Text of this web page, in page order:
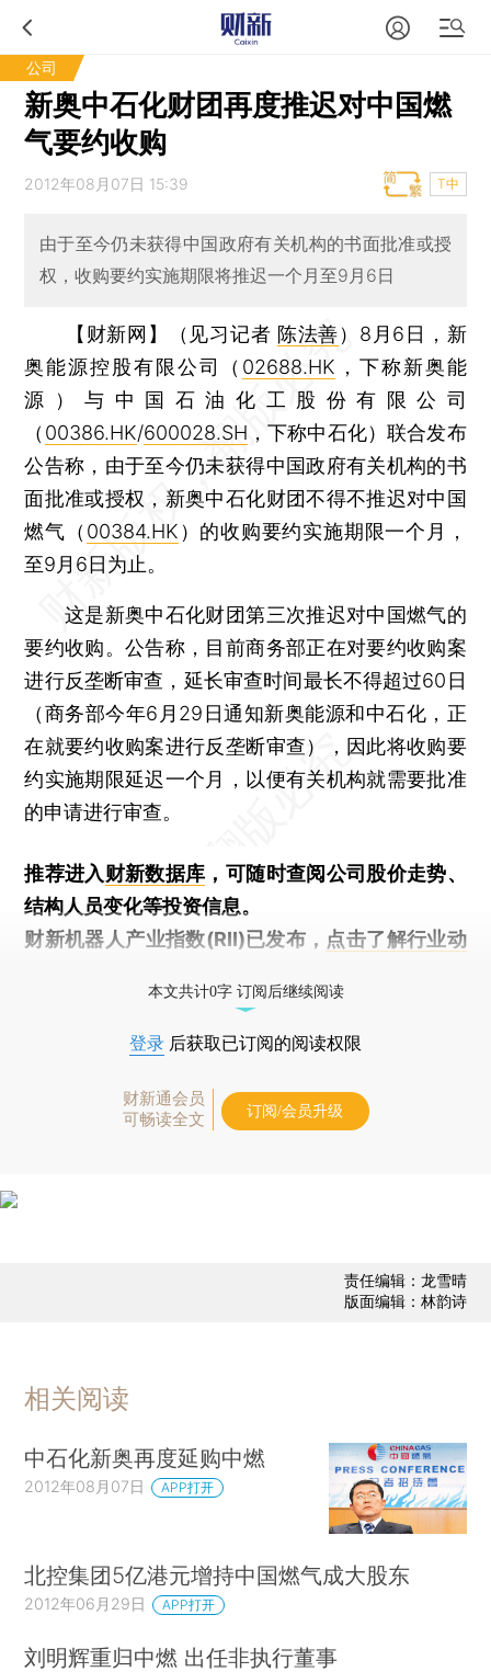
公司
新奥中石化财团再度推迟对中国燃
气要约收购
2012年08月07日 15:39 T中
由于至今仍未获得中国政府有关机构的书面批准或授
权，收购要约实施期限将推迟一个月至9月6日
【财新网】（见习记者 陈法善） 8月6日，新
奥能源控股有限公司（ 02688.HK ，下称新奥能
源）与中国石油化工股份有限公司
（ 00386.HK/600028.SH ，下称中石化）联合发布
公告称，由于至今仍未获得中国政府有关机构的书
面批准或授权，新奥中石化财团不得不推迟对中国
燃气（ 00384.HK ）的收购要约实施期限一个月，
至9月6日为止。
这是新奥中石化财团第三次推迟对中国燃气的
要约收购。公告称，目前商务部正在对要约收购案
进行反垄断审查，延长审查时间最长不得超过60日
（商务部今年6月29日通知新奥能源和中石化，正
在就要约收购案进行反垄断审查），因此将收购要
约实施期限延迟一个月，以便有关机构就需要批准
的申请进行审查。
推荐进入财新数据库 ，可随时查阅公司股价走势、
结构人员变化等投资信息。
财新机器人产业指数(RII)已发布， 点击了解行业动
本文共计0字 订阅后继续阅读
登录 后获取已订阅的阅读权限
财新通会员
可畅读全文
订阅/会员升级
责任编辑：龙雪晴
版面编辑：林韵诗
相关阅读
中石化新奥再度延购中燃
2012年08月07日 APP打开
北控集团5亿港元增持中国燃气成大股东
2012年06月29日 APP打开
刘明辉重归中燃 出任非执行董事